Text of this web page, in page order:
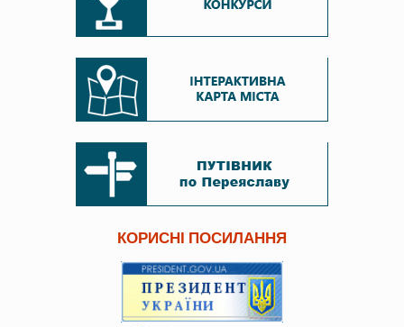
КОРИСНІ ПОСИЛАННЯ